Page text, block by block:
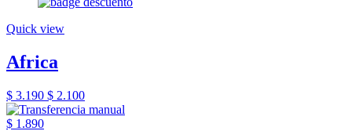
Quick view
Africa
$ 3.190 $ 2.100
$ 1.890